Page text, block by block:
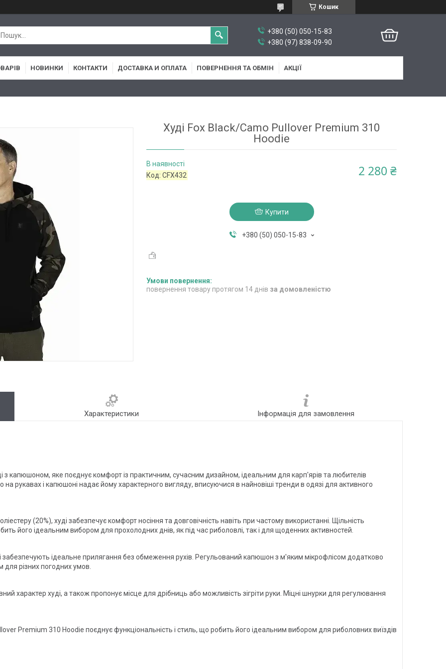
Кошик
+380 (50) 050-15-83
+380 (97) 838-09-90
НОВИНКИ КОНТАКТИ ДОСТАВКА И ОПЛАТА ПОВЕРНЕННЯ ТА ОБМІН АКЦІЇ
Худі Fox Black/Camo Pullover Premium 310
Hoodie
В наявності
Код:CFX432 2 280 ₴
Купити
+380 (50) 050-15-83
повернення товару протягом 14 днів за домовленістю
Характеристики Інформація для замовлення
капюшоном, яке поєднує комфорт із практичним, сучасним дизайном, ідеальним для карп'ярів та любителів
на рукавах і капюшоні надає йому характерного вигляду, вписуючися в найновіші тренди в одязі для активного
(20%), худі забезпечує комфорт носіння та довговічність навіть при частому використанні. Щільність
його ідеальним вибором для прохолодних днів, як під час риболовлі, так і для щоденних активностей.
ідеальне прилягання без обмеження рухів. Регульований капюшон з м'яким мікрофлісом додатково
різних погодних умов.
характер худі, а також пропонує місце для дрібниць або можливість зігріти руки. Міцні шнурки для регулювання
Premium 310 Hoodie поєднує функціональність і стиль, що робить його ідеальним вибором для риболовних виїздів